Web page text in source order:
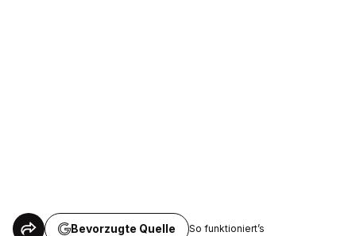
Bevorzugte Quelle So funktioniert’s